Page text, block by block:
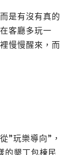
是有沒有真的
客廳多玩一
慢慢醒來，而
”玩樂導向”，
的墾丁包棟民